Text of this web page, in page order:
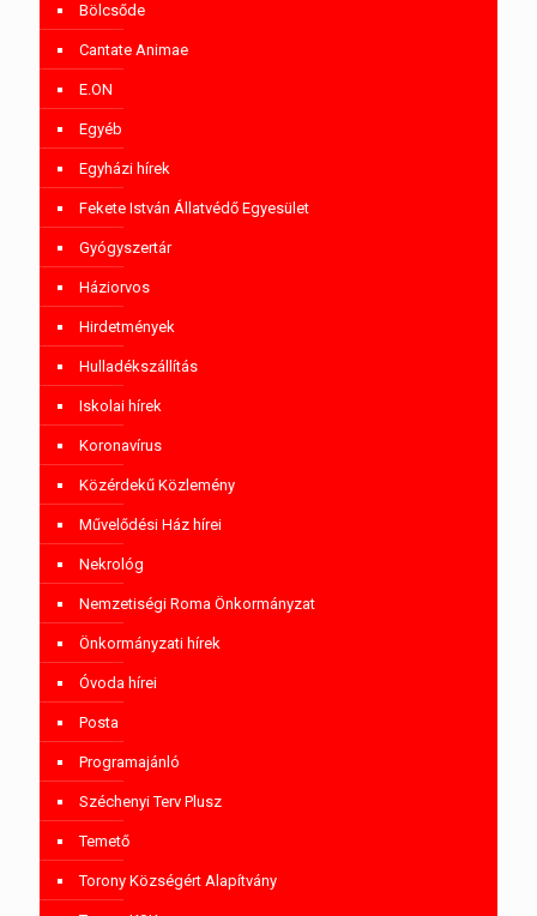
Bölcsőde
Cantate Animae
E.ON
Egyéb
Egyházi hírek
Fekete István Állatvédő Egyesület
Gyógyszertár
Háziorvos
Hirdetmények
Hulladékszállítás
Iskolai hírek
Koronavírus
Közérdekű Közlemény
Művelődési Ház hírei
Nekrológ
Nemzetiségi Roma Önkormányzat
Önkormányzati hírek
Óvoda hírei
Posta
Programajánló
Széchenyi Terv Plusz
Temető
Torony Községért Alapítvány